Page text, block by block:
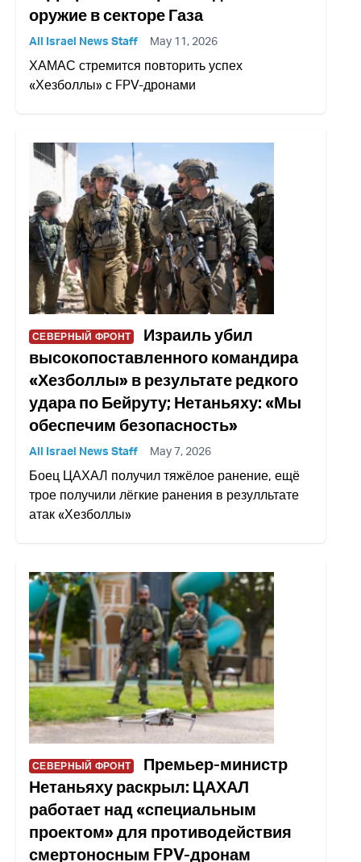
оружие в секторе Газа
All Israel News Staff May 11, 2026
ХАМАС стремится повторить успех
«Хезболлы» с FPV-дронами
СЕВЕРНЫЙ ФРОНТ
Израиль убил
высокопоставленного командира
«Хезболлы» в результате редкого
удара по Бейруту; Нетаньяху: «Мы
обеспечим безопасность»
All Israel News Staff May 7, 2026
Боец ЦАХАЛ получил тяжёлое ранение, ещё
трое получили лёгкие ранения в резулльтате
атак «Хезболлы»
СЕВЕРНЫЙ ФРОНТ
Премьер-министр
Нетаньяху раскрыл: ЦАХАЛ
работает над «специальным
проектом» для противодействия
смертоносным FPV-дронам